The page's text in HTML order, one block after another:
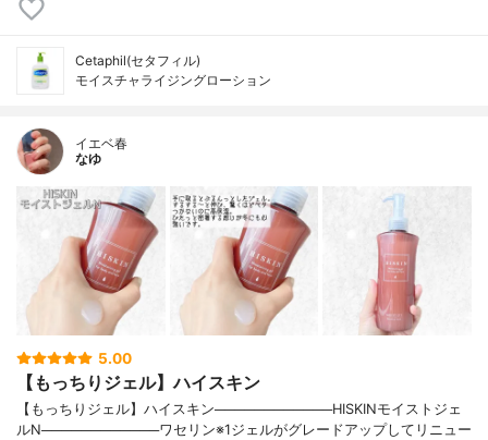
Cetaphil(セタフィル)
モイスチャライジングローション
イエベ春
なゆ
5.00
【もっちりジェル】ハイスキン
【もっちりジェル】ハイスキン────────────HISKINモイストジェ
ルN────────────ワセリン※1ジェルがグレードアップしてリニュー